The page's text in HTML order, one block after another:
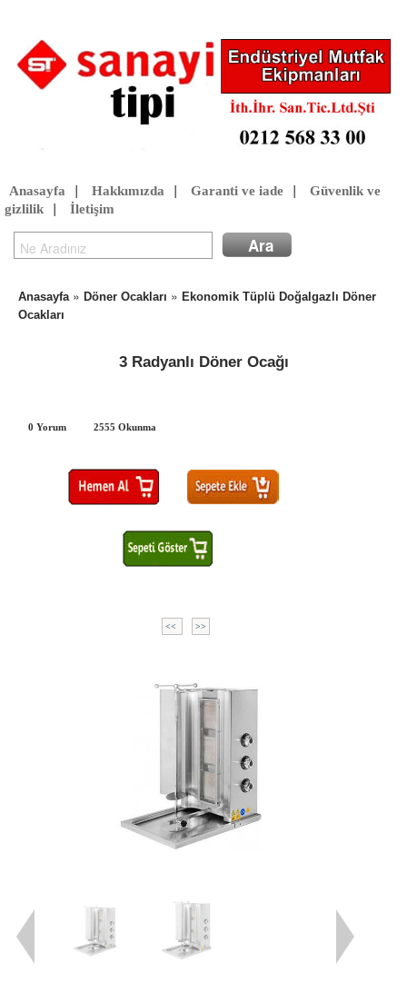
Anasayfa Hakkımızda Garanti ve iade
Güvenlik ve
gizlilik
İletişim
Anasayfa» Döner Ocakları » Ekonomik Tüplü Doğalgazlı Döner
Ocakları
3 Radyanlı Döner Ocağı
0 Yorum 2555 Okunma
<< >>